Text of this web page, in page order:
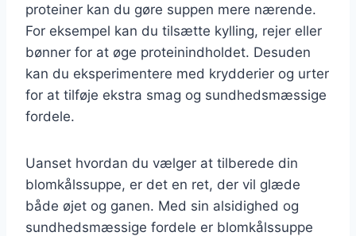
proteiner kan du gøre suppen mere nærende.
For eksempel kan du tilsætte kylling, rejer eller
bønner for at øge proteinindholdet. Desuden
kan du eksperimentere med krydderier og urter
for at tilføje ekstra smag og sundhedsmæssige
fordele.
Uanset hvordan du vælger at tilberede din
blomkålssuppe, er det en ret, der vil glæde
både øjet og ganen. Med sin alsidighed og
sundhedsmæssige fordele er blomkålssuppe